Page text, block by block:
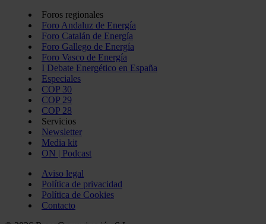
Foros regionales
Foro Andaluz de Energía
Foro Catalán de Energía
Foro Gallego de Energía
Foro Vasco de Energía
I Debate Energético en España
Especiales
COP 30
COP 29
COP 28
Servicios
Newsletter
Media kit
ON | Podcast
Aviso legal
Política de privacidad
Política de Cookies
Contacto